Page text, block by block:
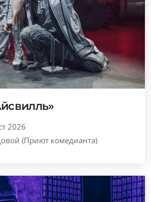
2026
(Приют комедианта)